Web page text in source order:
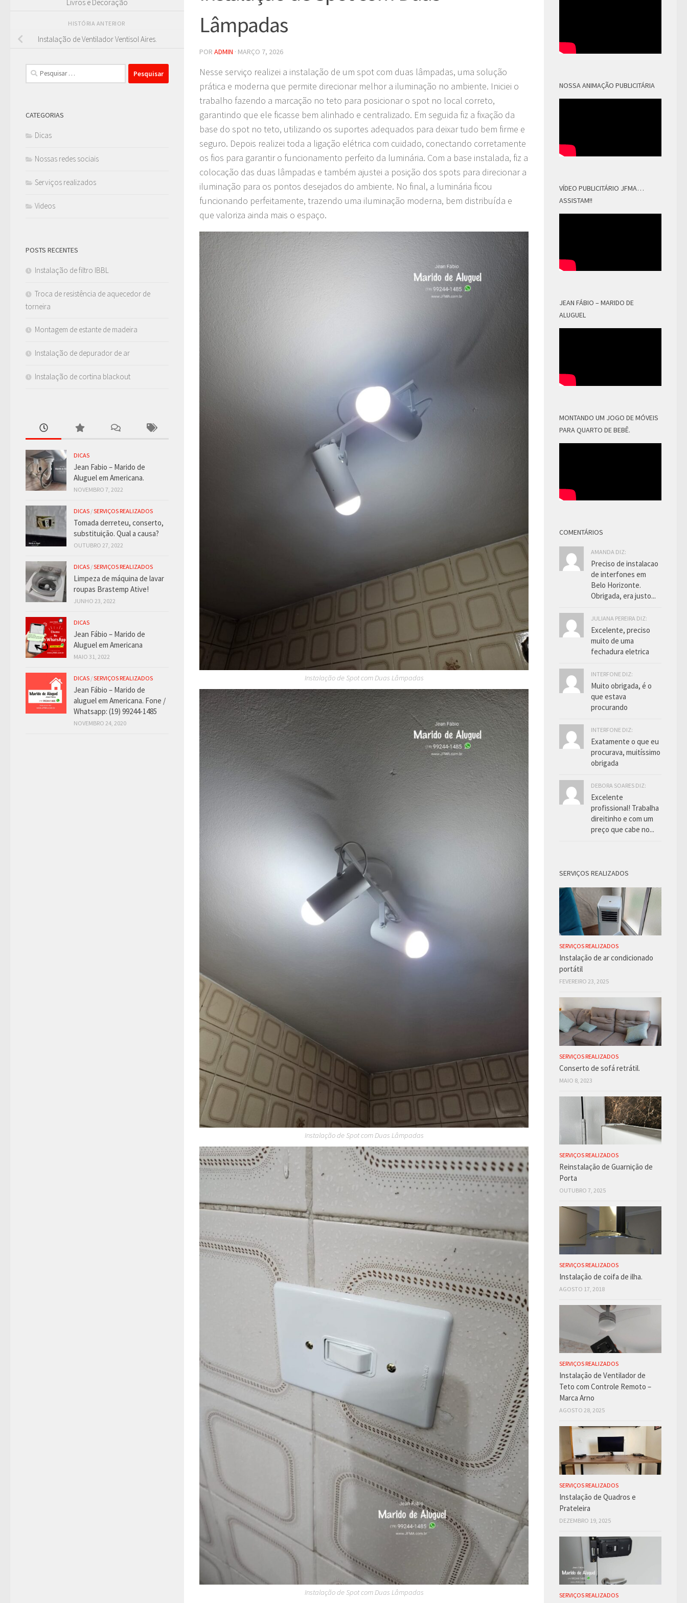
Lâmpadas
POR ADMIN · MARÇO 7, 2026
Nesse serviço realizei a instalação de um spot com duas lâmpadas, uma solução
prática e moderna que permite direcionar melhor a iluminação no ambiente. Iniciei o
trabalho fazendo a marcação no teto para posicionar o spot no local correto,
garantindo que ele ficasse bem alinhado e centralizado. Em seguida fiz a fixação da
base do spot no teto, utilizando os suportes adequados para deixar tudo bem firme e
seguro. Depois realizei toda a ligação elétrica com cuidado, conectando corretamente
os fios para garantir o funcionamento perfeito da luminária. Com a base instalada, fiz a
colocação das duas lâmpadas e também ajustei a posição dos spots para direcionar a
iluminação para os pontos desejados do ambiente. No final, a luminária ficou
funcionando perfeitamente, trazendo uma iluminação moderna, bem distribuída e
que valoriza ainda mais o espaço.
Instalação de Spot com Duas Lâmpadas
Instalação de Spot com Duas Lâmpadas
Instalação de Spot com Duas Lâmpadas
Livros e Decoração
HISTÓRIA ANTERIOR
Instalação de Ventilador Ventisol Aires.
Pesquisar
por:
CATEGORIAS
Dicas
Nossas redes sociais
Serviços realizados
Videos
POSTS RECENTES
Instalação de filtro IBBL
Troca de resistência de aquecedor de
torneira
Montagem de estante de madeira
Instalação de depurador de ar
Instalação de cortina blackout
DICAS
Jean Fabio – Marido de
Aluguel em Americana.
NOVEMBRO 7, 2022
DICAS /SERVIÇOS REALIZADOS
Tomada derreteu, conserto,
substituição. Qual a causa?
OUTUBRO 27, 2022
DICAS /SERVIÇOS REALIZADOS
Limpeza de máquina de lavar
roupas Brastemp Ative!
JUNHO 23, 2022
DICAS
Jean Fábio – Marido de
Aluguel em Americana
MAIO 31, 2022
DICAS /SERVIÇOS REALIZADOS
Jean Fábio – Marido de
aluguel em Americana. Fone /
Whatsapp: (19) 99244-1485
NOVEMBRO 24, 2020
NOSSA ANIMAÇÃO PUBLICITÁRIA
VÍDEO PUBLICITÁRIO JFMA…
ASSISTAM!!
JEAN FÁBIO – MARIDO DE
ALUGUEL
MONTANDO UM JOGO DE MÓVEIS
PARA QUARTO DE BEBÊ.
COMENTÁRIOS
AMANDA DIZ:
Preciso de instalacao
de interfones em
Belo Horizonte.
Obrigada, era justo...
JULIANA PEREIRA DIZ:
Excelente, preciso
muito de uma
fechadura eletrica
INTERFONE DIZ:
Muito obrigada, é o
que estava
procurando
INTERFONE DIZ:
Exatamente o que eu
procurava, muitíssimo
obrigada
DEBORA SOARES DIZ:
Excelente
profissional! Trabalha
direitinho e com um
preço que cabe no...
SERVIÇOS REALIZADOS
SERVIÇOS REALIZADOS
Instalação de ar condicionado
portátil
FEVEREIRO 23, 2025
SERVIÇOS REALIZADOS
Conserto de sofá retrátil.
MAIO 8, 2023
SERVIÇOS REALIZADOS
Reinstalação de Guarnição de
Porta
OUTUBRO 7, 2025
SERVIÇOS REALIZADOS
Instalação de coifa de ilha.
AGOSTO 17, 2018
SERVIÇOS REALIZADOS
Instalação de Ventilador de
Teto com Controle Remoto –
Marca Arno
AGOSTO 28, 2025
SERVIÇOS REALIZADOS
Instalação de Quadros e
Prateleira
DEZEMBRO 19, 2025
SERVIÇOS REALIZADOS